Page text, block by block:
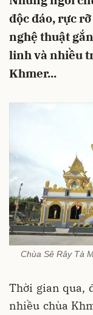
độc đáo, rực
nghệ thuật
linh và nhiều
Khmer...
Chùa Sê Rây Tà
Thời gian qua,
nhiều chùa